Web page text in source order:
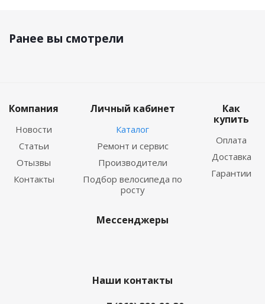
Ранее вы смотрели
Компания
Новости
Статьи
Отызвы
Контакты
Личный кабинет
Каталог
Ремонт и сервис
Производители
Подбор велосипеда по
росту
Как
купить
Оплата
Доставка
Гарантии
Мессенджеры
Наши контакты